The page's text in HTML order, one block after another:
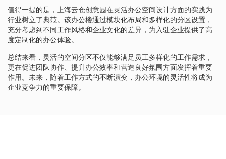
值得一提的是，上海云仓创意园在灵活办公空间设计方面的实践为
行业树立了典范。该办公楼通过模块化布局和多样化的分区设置，
充分考虑到不同工作风格和企业文化的差异，为入驻企业提供了高
度定制化的办公体验。
总结来看，灵活的空间分区不仅能够满足员工多样化的工作需求，
更在促进团队协作、提升办公效率和营造良好氛围方面发挥着重要
作用。未来，随着工作方式的不断演变，办公环境的灵活性将成为
企业竞争力的重要保障。